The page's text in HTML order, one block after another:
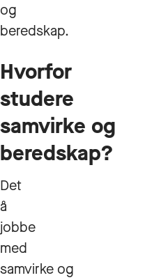
og
beredskap.
Hvorfor
studere
samvirke og
beredskap?
Det
å
jobbe
med
samvirke og